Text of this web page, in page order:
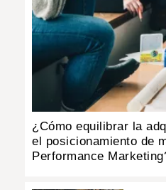
¿Cómo equilibrar la
el posicionamiento de
Performance